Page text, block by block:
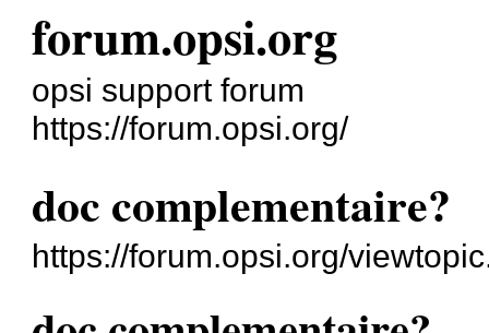
forum.opsi.org
opsi support forum
https://forum.opsi.org/
doc complementaire?
https://forum.opsi.org/